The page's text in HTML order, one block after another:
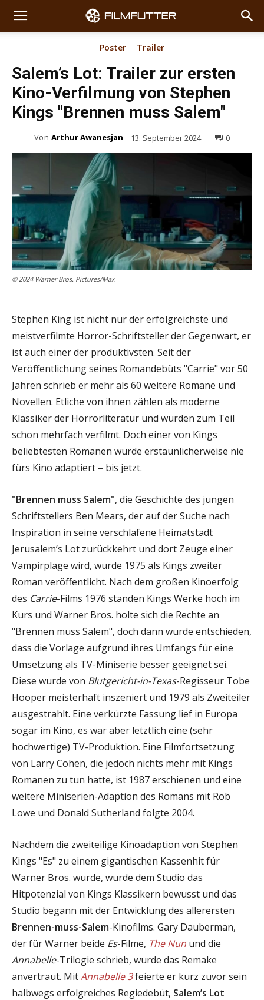
Poster Trailer
Salem’s Lot: Trailer zur ersten
Kino-Verfilmung von Stephen
Kings "Brennen muss Salem"
Von Arthur Awanesjan 13. September 2024 0
© 2024 Warner Bros. Pictures/Max
Stephen King ist nicht nur der erfolgreichste und
meistverfilmte Horror-Schriftsteller der Gegenwart, er
ist auch einer der produktivsten. Seit der
Veröffentlichung seines Romandebüts "Carrie" vor 50
Jahren schrieb er mehr als 60 weitere Romane und
Novellen. Etliche von ihnen zählen als moderne
Klassiker der Horrorliteratur und wurden zum Teil
schon mehrfach verfilmt. Doch einer von Kings
beliebtesten Romanen wurde erstaunlicherweise nie
fürs Kino adaptiert – bis jetzt.
"Brennen muss Salem", die Geschichte des jungen
Schriftstellers Ben Mears, der auf der Suche nach
Inspiration in seine verschlafene Heimatstadt
Jerusalem’s Lot zurückkehrt und dort Zeuge einer
Vampirplage wird, wurde 1975 als Kings zweiter
Roman veröffentlicht. Nach dem großen Kinoerfolg
des Carrie-Films 1976 standen Kings Werke hoch im
Kurs und Warner Bros. holte sich die Rechte an
"Brennen muss Salem", doch dann wurde entschieden,
dass die Vorlage aufgrund ihres Umfangs für eine
Umsetzung als TV-Miniserie besser geeignet sei.
Diese wurde von Blutgericht-in-Texas-Regisseur Tobe
Hooper meisterhaft inszeniert und 1979 als Zweiteiler
ausgestrahlt. Eine verkürzte Fassung lief in Europa
sogar im Kino, es war aber letztlich eine (sehr
hochwertige) TV-Produktion. Eine Filmfortsetzung
von Larry Cohen, die jedoch nichts mehr mit Kings
Romanen zu tun hatte, ist 1987 erschienen und eine
weitere Miniserien-Adaption des Romans mit Rob
Lowe und Donald Sutherland folgte 2004.
Nachdem die zweiteilige Kinoadaption von Stephen
Kings "Es" zu einem gigantischen Kassenhit für
Warner Bros. wurde, wurde dem Studio das
Hitpotenzial von Kings Klassikern bewusst und das
Studio begann mit der Entwicklung des allerersten
Brennen-muss-Salem-Kinofilms. Gary Dauberman,
der für Warner beide Es-Filme, The Nun und die
Annabelle-Trilogie schrieb, wurde das Remake
anvertraut. MitAnnabelle 3feierte er kurz zuvor sein
halbwegs erfolgreiches Regiedebüt, Salem’s Lot